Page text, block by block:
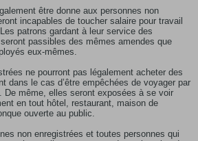
être donne aux personnes non
incapables de toucher salaire pour travail
patrons gardant à leur service des
passibles des mêmes amendes que
eux-mêmes.
ne pourront pas légalement acheter des
dans le cas d’être empêchées de voyager par
De même, elles seront exposées à se voir
en tout hôtel, restaurant, maison de
ouverte au public.
non enregistrées et toutes personnes qui